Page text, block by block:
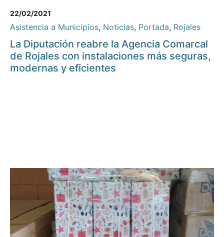
22/02/2021
Asistencia a Municipios, Noticias, Portada, Rojales
La Diputación reabre la Agencia Comarcal
de Rojales con instalaciones más seguras,
modernas y eficientes